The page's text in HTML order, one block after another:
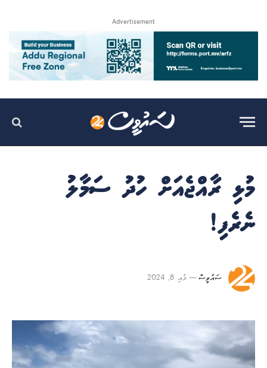
Advertisement
މުޅި ރާއްޖެއަށް ހުދު ސަމާލު
ނެރެފި!
ސައުވީސް މެއި 8, 2024